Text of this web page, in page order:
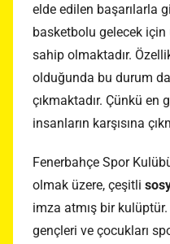
elde edilen başarılarla
basketbolu gelecek
sahip olmaktadır.
olduğunda bu durum
çıkmaktadır. Çünkü en
insanların karşısına
Fenerbahçe Spor
olmak üzere, çeşitli
imza atmış bir
gençleri ve çocukları